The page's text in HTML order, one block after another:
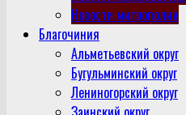
Новости митрополии
Благочиния
Альметьевский округ
Бугульминский округ
Лениногорский округ